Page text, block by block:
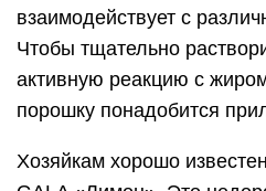
взаимодействует с
Чтобы тщательно
активную реакцию с
порошку понадобится
Хозяйкам хорошо